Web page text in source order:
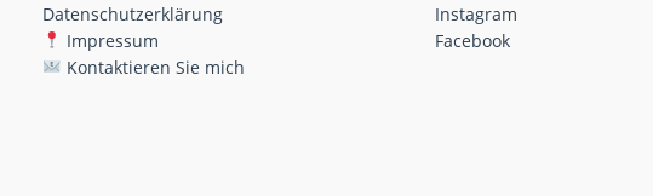
Datenschutzerklärung
Impressum
Kontaktieren Sie mich
Instagram
Facebook